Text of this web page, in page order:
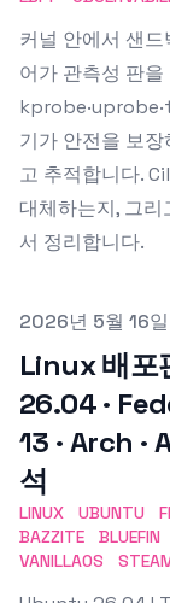
커널 안에서 샌
어가 관측성 판
기가 안전을 보
고 추적합니다.
대체하는지, 그리
서 정리합니다.
Published on
2026년 5월 16일
Linux 배포
26.04 ·
13 · Arch ·
석
LINUX UBUNTU
BAZZITE
BLUEFIN
VANILLAOS